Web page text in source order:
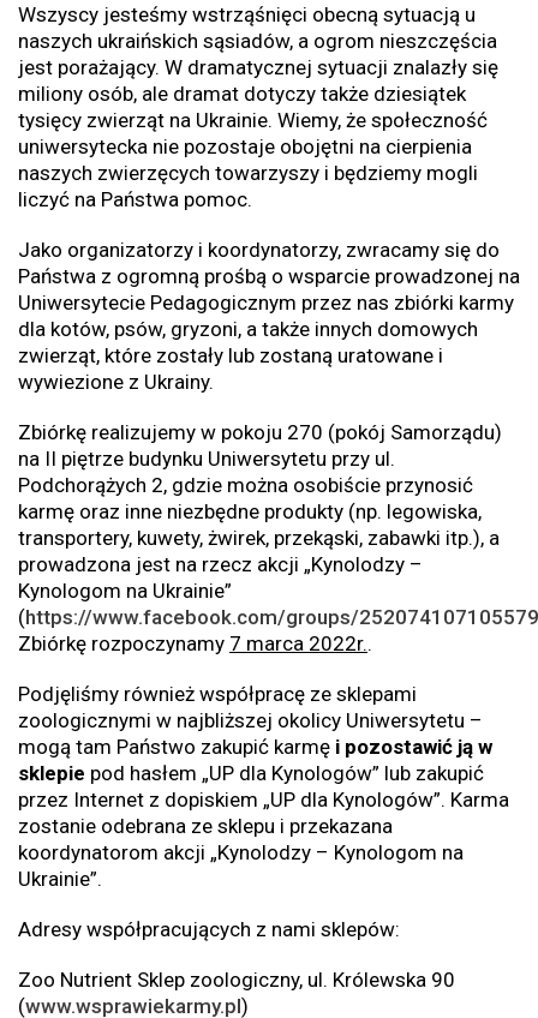
Wszyscy jesteśmy wstrząśnięci obecną sytuacją u
naszych ukraińskich sąsiadów, a ogrom nieszczęścia
jest porażający. W dramatycznej sytuacji znalazły się
miliony osób, ale dramat dotyczy także dziesiątek
tysięcy zwierząt na Ukrainie. Wiemy, że społeczność
uniwersytecka nie pozostaje obojętni na cierpienia
naszych zwierzęcych towarzyszy i będziemy mogli
liczyć na Państwa pomoc.
Jako organizatorzy i koordynatorzy, zwracamy się do
Państwa z ogromną prośbą o wsparcie prowadzonej na
Uniwersytecie Pedagogicznym przez nas zbiórki karmy
dla kotów, psów, gryzoni, a także innych domowych
zwierząt, które zostały lub zostaną uratowane i
wywiezione z Ukrainy.
Zbiórkę realizujemy w pokoju 270 (pokój Samorządu)
na II piętrze budynku Uniwersytetu przy ul.
Podchorążych 2, gdzie można osobiście przynosić
karmę oraz inne niezbędne produkty (np. legowiska,
transportery, kuwety, żwirek, przekąski, zabawki itp.), a
prowadzona jest na rzecz akcji „Kynolodzy –
Kynologom na Ukrainie”
(https://www.facebook.com/groups/252074107105579
Zbiórkę rozpoczynamy 7 marca 2022r..
Podjęliśmy również współpracę ze sklepami
zoologicznymi w najbliższej okolicy Uniwersytetu –
mogą tam Państwo zakupić karmę i pozostawić ją w
sklepie pod hasłem „UP dla Kynologów” lub zakupić
przez Internet z dopiskiem „UP dla Kynologów”. Karma
zostanie odebrana ze sklepu i przekazana
koordynatorom akcji „Kynolodzy – Kynologom na
Ukrainie”.
Adresy współpracujących z nami sklepów:
Zoo Nutrient Sklep zoologiczny, ul. Królewska 90
(www.wsprawiekarmy.pl)